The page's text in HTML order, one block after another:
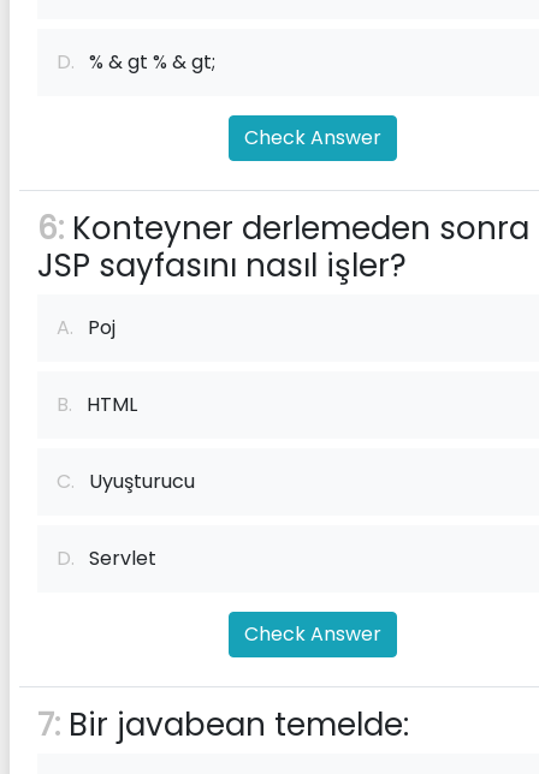
D. % & gt % & gt;
Check Answer
6: Konteyner derlemeden
JSP sayfasını nasıl işler?
A. Poj
B. HTML
C. Uyuşturucu
D. Servlet
Check Answer
7: Bir javabean temelde: